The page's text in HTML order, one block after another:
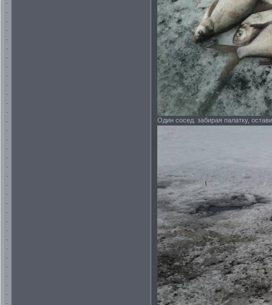
Один сосед. забирая палатку,